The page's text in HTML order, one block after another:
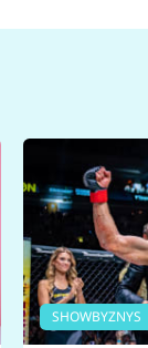
SHOWBYZNYS